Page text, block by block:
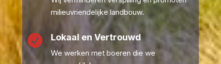
milieuvriendelijke landbouw.
 Lokaal en Vertrouwd
We werken met boeren die we